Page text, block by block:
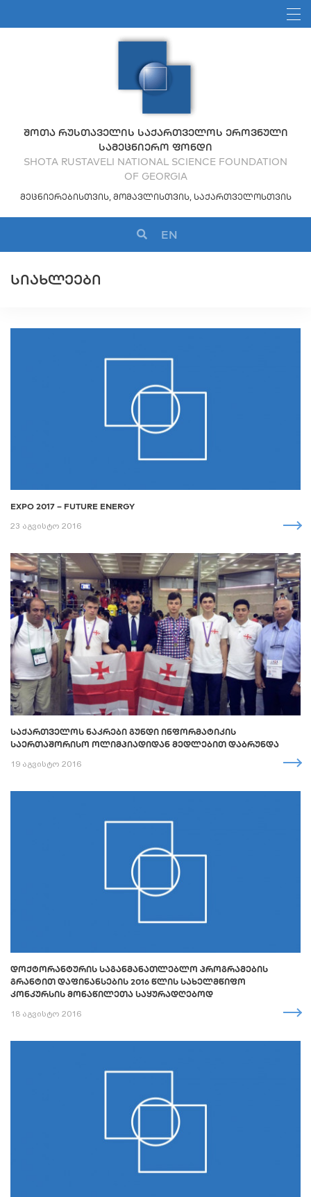
ᲨᲝᲗᲐ ᲠᲣᲡᲗᲐᲕᲔᲚᲘᲡ ᲡᲐᲥᲐᲠᲗᲕᲔᲚᲝᲡ ᲔᲠᲝᲕᲜᲣᲚᲘ
ᲡᲐᲛᲔᲪᲜᲘᲔᲠᲝ ᲤᲝᲜᲓᲘ
SHOTA RUSTAVELI NATIONAL SCIENCE FOUNDATION
OF GEORGIA
ᲛᲔᲪᲜᲘᲔᲠᲔᲑᲘᲡᲗᲕᲘᲡ, ᲛᲝᲛᲐᲕᲚᲘᲡᲗᲕᲘᲡ, ᲡᲐᲥᲐᲠᲗᲕᲔᲚᲝᲡᲗᲕᲘᲡ
EN
ᲡᲘᲐᲮᲚᲔᲔᲑᲘ
EXPO 2017 – FUTURE ENERGY
23 აგვისტო 2016
ᲡᲐᲥᲐᲠᲗᲕᲔᲚᲝᲡ ᲜᲐᲙᲠᲔᲑᲘ ᲒᲣᲜᲓᲘ ᲘᲜᲤᲝᲠᲛᲐᲢᲘᲙᲘᲡ
ᲡᲐᲔᲠᲗᲐᲨᲝᲠᲘᲡᲝ ᲝᲚᲘᲛᲞᲘᲐᲓᲘᲓᲐᲜ ᲛᲔᲓᲚᲔᲑᲘᲗ ᲓᲐᲑᲠᲣᲜᲓᲐ
19 აგვისტო 2016
ᲓᲝᲥᲢᲝᲠᲐᲜᲢᲣᲠᲘᲡ ᲡᲐᲒᲐᲜᲛᲐᲜᲐᲗᲚᲔᲑᲚᲝ ᲞᲠᲝᲒᲠᲐᲛᲔᲑᲘᲡ
ᲒᲠᲐᲜᲢᲘᲗ ᲓᲐᲤᲘᲜᲐᲜᲡᲔᲑᲘᲡ 2016 ᲬᲚᲘᲡ ᲡᲐᲮᲔᲚᲛᲬᲘᲤᲝ
ᲙᲝᲜᲙᲣᲠᲡᲘᲡ ᲛᲝᲜᲐᲬᲘᲚᲔᲗᲐ ᲡᲐᲧᲣᲠᲐᲓᲦᲔᲑᲝᲓ
18 აგვისტო 2016